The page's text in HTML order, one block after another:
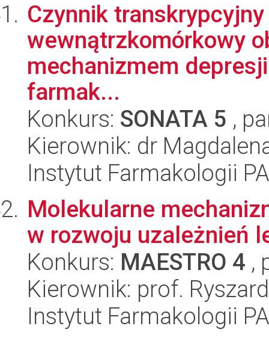
Czynnik
wewnątrzkomórkowy
mechanizmem
farmak...
Konkurs: SONATA 5 ,
Kierownik: dr
Instytut Farmakologii
Molekularne
w rozwoju uzależnień
Konkurs: MAESTRO 4 ,
Kierownik: prof.
Instytut Farmakologii